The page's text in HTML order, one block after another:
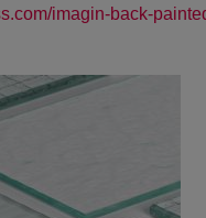
imagin-back-